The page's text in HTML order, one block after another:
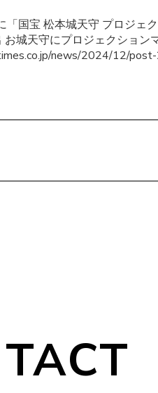
「国宝 松本城天守 プロジェ
お城天守にプロジェクション
news/2024/12/